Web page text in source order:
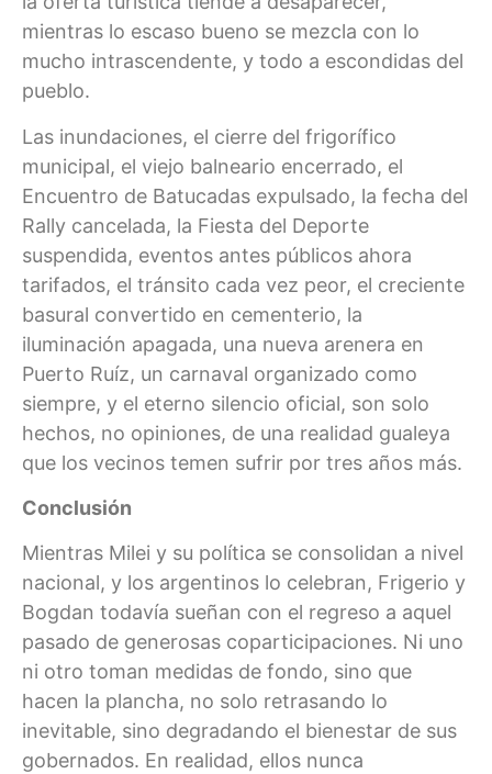
mientras lo escaso bueno se mezcla con lo
mucho intrascendente, y todo a escondidas del
pueblo.
Las inundaciones, el cierre del frigorífico
municipal, el viejo balneario encerrado, el
Encuentro de Batucadas expulsado, la fecha del
Rally cancelada, la Fiesta del Deporte
suspendida, eventos antes públicos ahora
tarifados, el tránsito cada vez peor, el creciente
basural convertido en cementerio, la
iluminación apagada, una nueva arenera en
Puerto Ruíz, un carnaval organizado como
siempre, y el eterno silencio oficial, son solo
hechos, no opiniones, de una realidad gualeya
que los vecinos temen sufrir por tres años más.
Conclusión
Mientras Milei y su política se consolidan a nivel
nacional, y los argentinos lo celebran, Frigerio y
Bogdan todavía sueñan con el regreso a aquel
pasado de generosas coparticipaciones. Ni uno
ni otro toman medidas de fondo, sino que
hacen la plancha, no solo retrasando lo
inevitable, sino degradando el bienestar de sus
gobernados. En realidad, ellos nunca